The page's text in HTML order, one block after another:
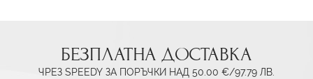
БЕЗПЛАТНА ДОСТАВКА
ЧРЕЗ SPEEDY ЗА ПОРЪЧКИ НАД 50.00 €/97.79 ЛВ.